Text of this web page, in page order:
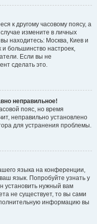
к другому часовому поясу, а
измените в личных
находитесь: Москва, Киев и
и большинство настроек,
Если вы не
сделать это.
неправильное!
пояс, но время
неправильно установлено
для устранения проблемы.
языка на конференции,
язык. Попробуйте узнать у
установить нужный вам
не существует, то вы сами
информацию вы